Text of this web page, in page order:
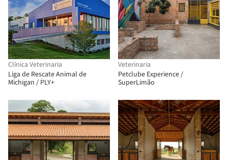
Clínica Veterinaria
Liga de Rescate Animal de
Michigan / PLY+
Veterinaria
Petclube Experience /
SuperLimão